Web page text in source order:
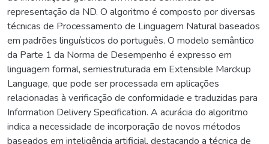
representação da ND. O algoritmo é composto por diversas
técnicas de Processamento de Linguagem Natural baseados
em padrões linguísticos do português. O modelo semântico
da Parte 1 da Norma de Desempenho é expresso em
linguagem formal, semiestruturada em Extensible Marckup
Language, que pode ser processada em aplicações
relacionadas à verificação de conformidade e traduzidas para
Information Delivery Specification. A acurácia do algoritmo
indica a necessidade de incorporação de novos métodos
baseados em inteligência artificial, destacando a técnica de